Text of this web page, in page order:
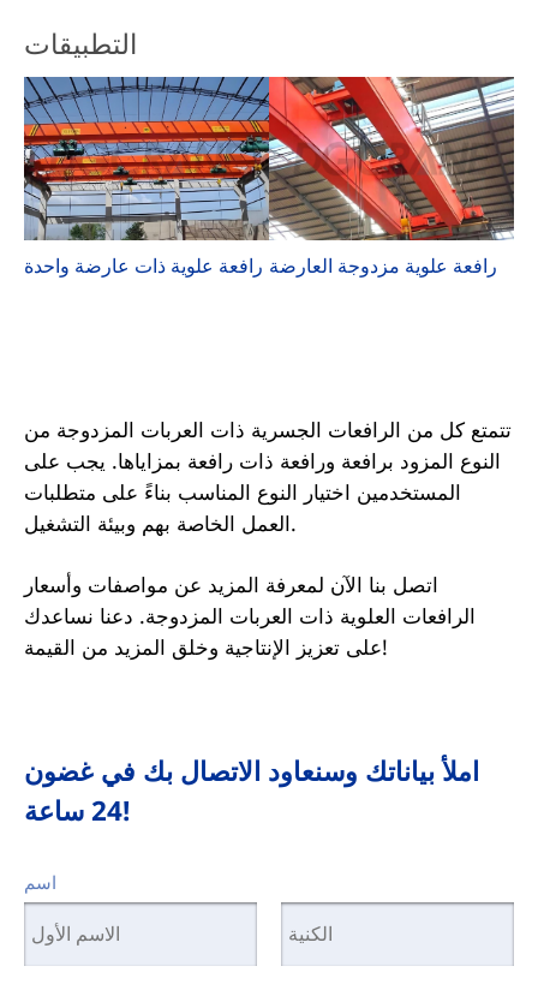
التطبيقات
رافعة علوية ذات عارضة واحدة رافعة علوية مزدوجة العارضة
تتمتع كل من الرافعات الجسرية ذات العربات المزدوجة من
النوع المزود برافعة ورافعة ذات رافعة بمزاياها. يجب على
المستخدمين اختيار النوع المناسب بناءً على متطلبات
العمل الخاصة بهم وبيئة التشغيل.
اتصل بنا الآن لمعرفة المزيد عن مواصفات وأسعار
الرافعات العلوية ذات العربات المزدوجة. دعنا نساعدك
على تعزيز الإنتاجية وخلق المزيد من القيمة!
املأ بياناتك وسنعاود الاتصال بك في غضون
24 ساعة!
اسم